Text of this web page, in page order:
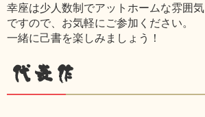
幸座は少人数制でアットホームな雰囲気
ですので、お気軽にご参加ください。
一緒に己書を楽しみましょう！
代表作